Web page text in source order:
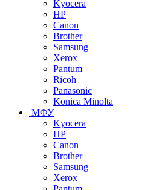
Kyocera
HP
Canon
Brother
Samsung
Xerox
Pantum
Ricoh
Panasonic
Konica Minolta
МФУ
Kyocera
HP
Canon
Brother
Samsung
Xerox